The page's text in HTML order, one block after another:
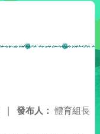
發布人： 體育組長
|